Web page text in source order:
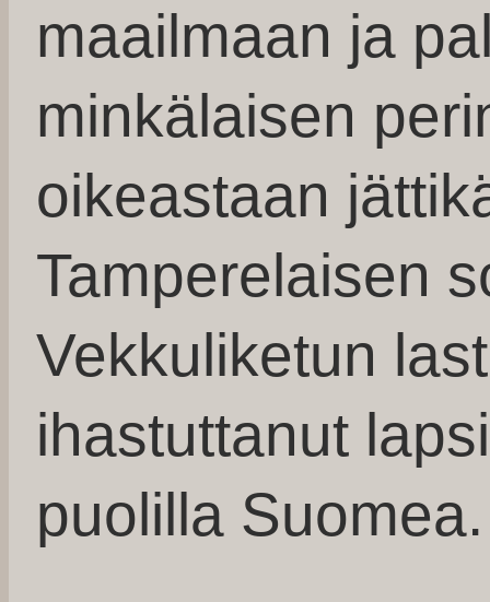
maailmaan ja
minkälaisen
oikeastaan
Tamperelaisen
Vekkuliketun
ihastuttanut
puolilla Suomea.